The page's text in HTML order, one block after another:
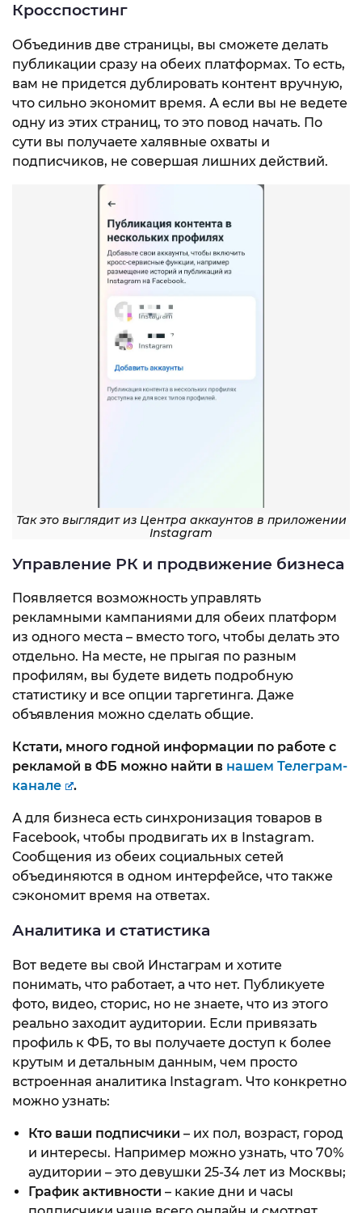
Кросспостинг
Объединив две страницы, вы сможете делать
публикации сразу на обеих платформах. То есть,
вам не придется дублировать контент вручную,
что сильно экономит время. А если вы не ведете
одну из этих страниц, то это повод начать. По
сути вы получаете халявные охваты и
подписчиков, не совершая лишних действий.
Так это выглядит из Центра аккаунтов в приложении
Instagram
Управление РК и продвижение бизнеса
Появляется возможность управлять
рекламными кампаниями для обеих платформ
из одного места – вместо того, чтобы делать это
отдельно. На месте, не прыгая по разным
профилям, вы будете видеть подробную
статистику и все опции таргетинга. Даже
объявления можно сделать общие.
Кстати, много годной информации по работе с
рекламой в ФБ можно найти в нашем Телеграм-
канале
.
А для бизнеса есть синхронизация товаров в
Facebook, чтобы продвигать их в Instagram.
Сообщения из обеих социальных сетей
объединяются в одном интерфейсе, что также
сэкономит время на ответах.
Аналитика и статистика
Вот ведете вы свой Инстаграм и хотите
понимать, что работает, а что нет. Публикуете
фото, видео, сторис, но не знаете, что из этого
реально заходит аудитории. Если привязать
профиль к ФБ, то вы получаете доступ к более
крутым и детальным данным, чем просто
встроенная аналитика Instagram. Что конкретно
можно узнать:
Кто ваши подписчики – их пол, возраст, город
и интересы. Например можно узнать, что 70%
аудитории – это девушки 25-34 лет из Москвы;
График активности – какие дни и часы